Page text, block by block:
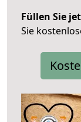
Füllen Sie
Sie